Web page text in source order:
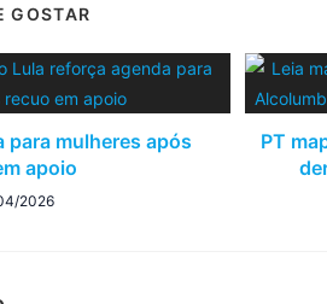
GOSTAR
para mulheres após
apoio
2026
PT